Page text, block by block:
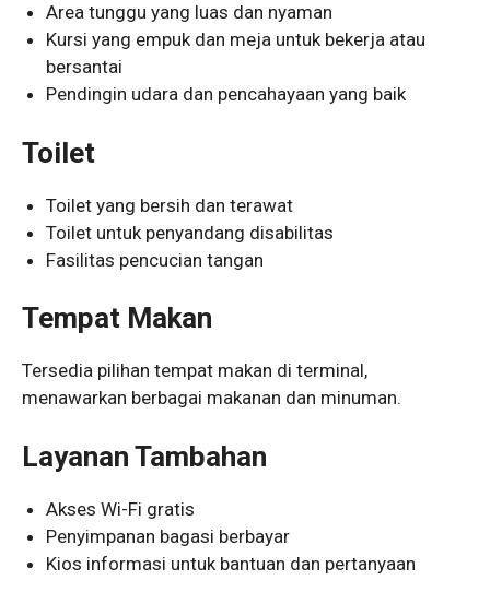
Area tunggu yang luas dan nyaman
Kursi yang empuk dan meja untuk bekerja atau
bersantai
Pendingin udara dan pencahayaan yang baik
Toilet
Toilet yang bersih dan terawat
Toilet untuk penyandang disabilitas
Fasilitas pencucian tangan
Tempat Makan
Tersedia pilihan tempat makan di terminal,
menawarkan berbagai makanan dan minuman.
Layanan Tambahan
Akses Wi-Fi gratis
Penyimpanan bagasi berbayar
Kios informasi untuk bantuan dan pertanyaan